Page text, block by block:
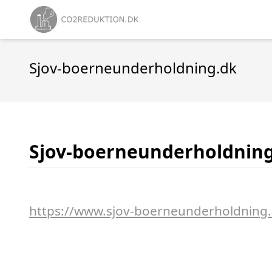
Sjov-boerneunderholdning.dk
Sjov-
https://www.sjov-